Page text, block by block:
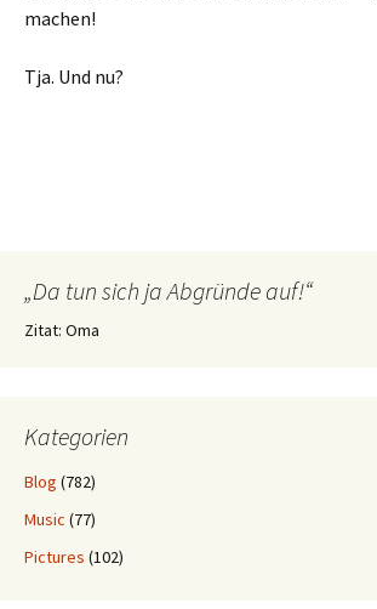
machen!
Tja. Und nu?
„Da tun sich ja Abgründe auf!“
Zitat: Oma
Kategorien
Blog (782)
Music (77)
Pictures (102)